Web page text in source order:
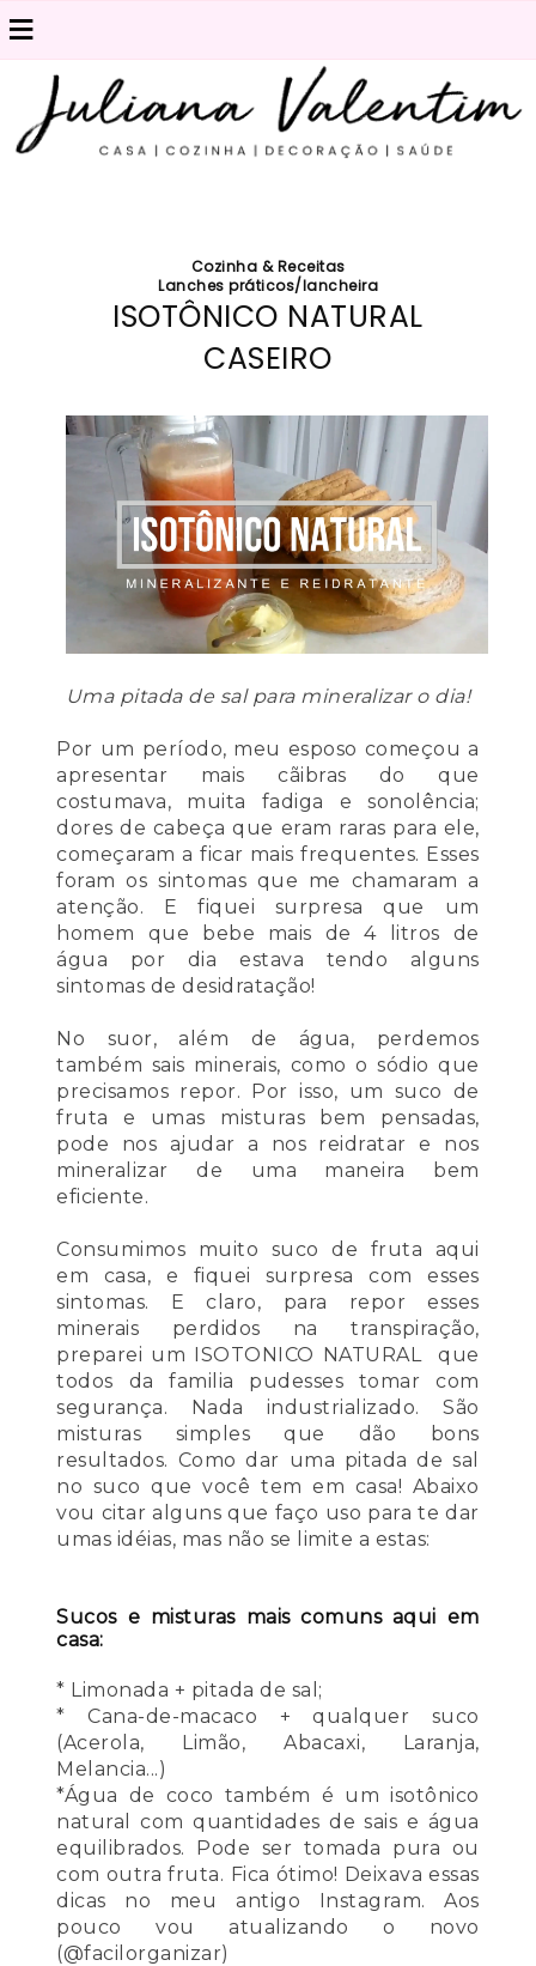
≡
Cozinha & Receitas
Lanches práticos/lancheira
ISOTÔNICO NATURAL
CASEIRO
Uma pitada de sal para mineralizar o dia!
Por um período, meu esposo começou a
apresentar mais cãibras do que
costumava, muita fadiga e sonolência;
dores de cabeça que eram raras para ele,
começaram a ficar mais frequentes. Esses
foram os sintomas que me chamaram a
atenção. E fiquei surpresa que um
homem que bebe mais de 4 litros de
água por dia estava tendo alguns
sintomas de desidratação!
No suor, além de água, perdemos
também sais minerais, como o sódio que
precisamos repor. Por isso, um suco de
fruta e umas misturas bem pensadas,
pode nos ajudar a nos reidratar e nos
mineralizar de uma maneira bem
eficiente.
Consumimos muito suco de fruta aqui
em casa, e fiquei surpresa com esses
sintomas. E claro, para repor esses
minerais perdidos na transpiração,
preparei um ISOTONICO NATURAL que
todos da familia pudesses tomar com
segurança. Nada industrializado.São
misturas simples que dão bons
resultados. Como dar uma pitada de sal
no suco que você tem em casa! Abaixo
vou citar alguns que faço uso para te dar
umas idéias, mas não se limite a estas:
Sucos e misturas mais comuns aqui em
casa:
* Limonada + pitada de sal;
* Cana-de-macaco + qualquer suco
(Acerola, Limão, Abacaxi, Laranja,
Melancia...)
*Água de coco também é um isotônico
natural com quantidades de sais e água
equilibrados. Pode ser tomada pura ou
com outra fruta. Fica ótimo! Deixava essas
dicas no meu antigo Instagram. Aos
pouco vou atualizando o novo
(@facilorganizar)